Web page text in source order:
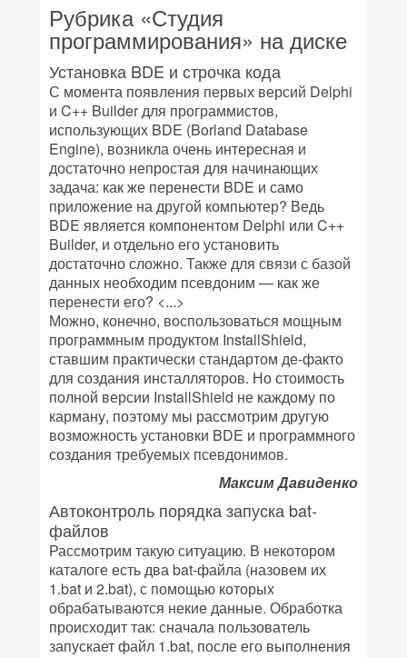
Рубрика «Студия
программирования» на диске
Установка BDE и строчка кода
С момента появления первых версий Delphi
и C++ Builder для программистов,
использующих BDE (Borland Database
Engine), возникла очень интересная и
достаточно непростая для начинающих
задача: как же перенести BDE и само
приложение на другой компьютер? Ведь
BDE является компонентом Delphi или C++
Builder, и отдельно его установить
достаточно сложно. Также для связи с базой
данных необходим псевдоним — как же
перенести его? <...>
Можно, конечно, воспользоваться мощным
программным продуктом InstallShield,
ставшим практически стандартом де-факто
для создания инсталляторов. Но стоимость
полной версии InstallShield не каждому по
карману, поэтому мы рассмотрим другую
возможность установки BDE и программного
создания требуемых псевдонимов.
Максим Давиденко
Автоконтроль порядка запуска bat-
файлов
Рассмотрим такую ситуацию. В некотором
каталоге есть два bat-файла (назовем их
1.bat и 2.bat), с помощью которых
обрабатываются некие данные. Обработка
происходит так: сначала пользователь
запускает файл 1.bat, после его выполнения